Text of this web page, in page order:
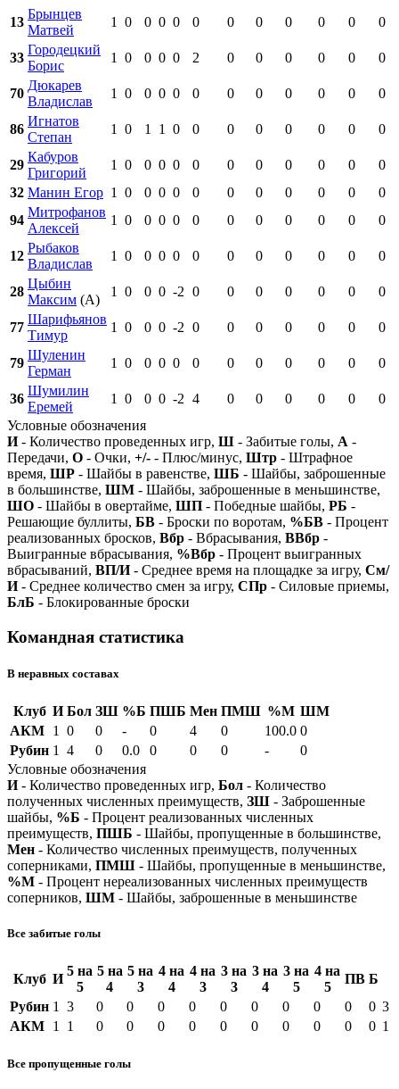
13
Брынцев
Матвей
1 0 0 0 0 0 0 0 0 0 0 0
33
Городецкий
Борис
1 0 0 0 0 2 0 0 0 0 0 0
70
Дюкарев
Владислав
1 0 0 0 0 0 0 0 0 0 0 0
86
Игнатов
Степан
1 0 1 1 0 0 0 0 0 0 0 0
29
Кабуров
Григорий
1 0 0 0 0 0 0 0 0 0 0
0
32 Манин Егор 1 0 0 0 0 0 0 0 0 0 0
0
94
Митрофанов
Алексей
1 0 0 0 0 0 0 0 0 0 0 0
12
Рыбаков
Владислав
1 0 0 0 0 0 0 0 0 0 0 0
28
Цыбин
Максим (А)
1 0 0 0 -2 0 0 0 0 0 0 0
77
Шарифьянов
Тимур
1 0 0 0 -2 0 0 0 0 0 0 0
79
Шуленин
Герман
1 0 0 0 0 0 0 0 0 0 0 0
36
Шумилин
Еремей
1 0 0 0 -2 4 0 0 0 0 0
0
Условные обозначения
И- Количество проведенных игр, Ш - Забитые голы, А -
Передачи, О - Очки, +/- - Плюс/минус, Штр - Штрафное
время, ШР - Шайбы в равенстве, ШБ - Шайбы, заброшенные
в большинстве, ШМ - Шайбы, заброшенные в меньшинстве,
ШО - Шайбы в овертайме, ШП - Победные шайбы, РБ -
Решающие буллиты, БВ - Броски по воротам, %БВ - Процент
реализованных бросков, Вбр - Вбрасывания, ВВбр -
Выигранные вбрасывания, %Вбр - Процент выигранных
вбрасываний, ВП/И- Среднее время на площадке за игру, См/
И- Среднее количество смен за игру, СПр - Силовые приемы,
БлБ - Блокированные броски
Командная статистика
В неравных составах
Клуб И Бол ЗШ %Б ПШБ Мен ПМШ %М ШМ
АКМ 1 0 0 - 0 4 0 100.0 0
Рубин 1 4 0 0.0 0 0 0 -
0
Условные обозначения
И- Количество проведенных игр, Бол - Количество
полученных численных преимуществ, ЗШ - Заброшенные
шайбы, %Б - Процент реализованных численных
преимуществ, ПШБ - Шайбы, пропущенные в большинстве,
Мен - Количество численных преимуществ, полученных
соперниками, ПМШ - Шайбы, пропущенные в меньшинстве,
%М - Процент нереализованных численных преимуществ
соперников, ШМ - Шайбы, заброшенные в меньшинстве
Все забитые голы
Клуб И
5 на
5
5 на
4
5 на
3
4 на
4
4 на
3
3 на
3
3 на
4
3 на
5
4 на
5
ПВ Б
Рубин 1 3 0 0 0 0 0 0 0 0 0 0 3
АКМ 1 1 0 0 0 0 0 0 0 0 0 0 1
Все пропущенные голы